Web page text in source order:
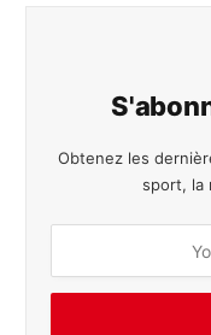
Obtenez les
sport, la